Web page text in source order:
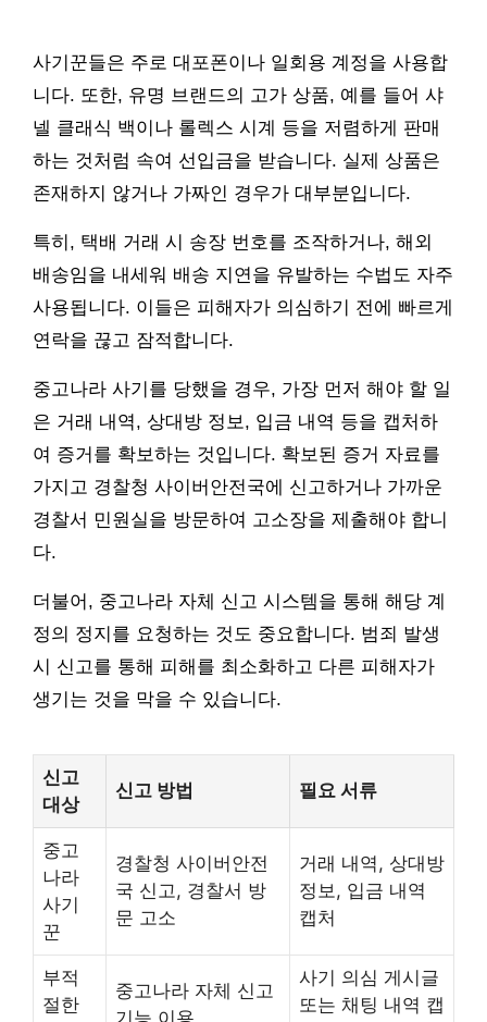
사기꾼들은 주로 대포폰이나 일회용 계정을 사용합
니다. 또한, 유명 브랜드의 고가 상품, 예를 들어 샤
넬 클래식 백이나 롤렉스 시계 등을 저렴하게 판매
하는 것처럼 속여 선입금을 받습니다. 실제 상품은
존재하지 않거나 가짜인 경우가 대부분입니다.
특히, 택배 거래 시 송장 번호를 조작하거나, 해외
배송임을 내세워 배송 지연을 유발하는 수법도 자주
사용됩니다. 이들은 피해자가 의심하기 전에 빠르게
연락을 끊고 잠적합니다.
중고나라 사기를 당했을 경우, 가장 먼저 해야 할 일
은 거래 내역, 상대방 정보, 입금 내역 등을 캡처하
여 증거를 확보하는 것입니다. 확보된 증거 자료를
가지고 경찰청 사이버안전국에 신고하거나 가까운
경찰서 민원실을 방문하여 고소장을 제출해야 합니
다.
더불어, 중고나라 자체 신고 시스템을 통해 해당 계
정의 정지를 요청하는 것도 중요합니다. 범죄 발생
시 신고를 통해 피해를 최소화하고 다른 피해자가
생기는 것을 막을 수 있습니다.
신고
대상
신고 방법 필요 서류
중고
나라
사기
꾼
경찰청 사이버안전
국 신고, 경찰서 방
문 고소
거래 내역, 상대방
정보, 입금 내역
캡처
부적
절한
중고나라 자체 신고
사기 의심 게시글
또는 채팅 내역 캡